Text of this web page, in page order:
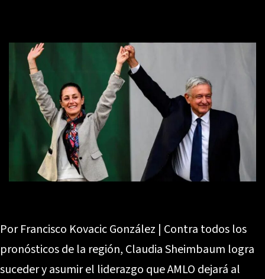
Por Francisco Kovacic González | Contra todos los
pronósticos de la región, Claudia Sheimbaum logra
suceder y asumir el liderazgo que AMLO dejará al